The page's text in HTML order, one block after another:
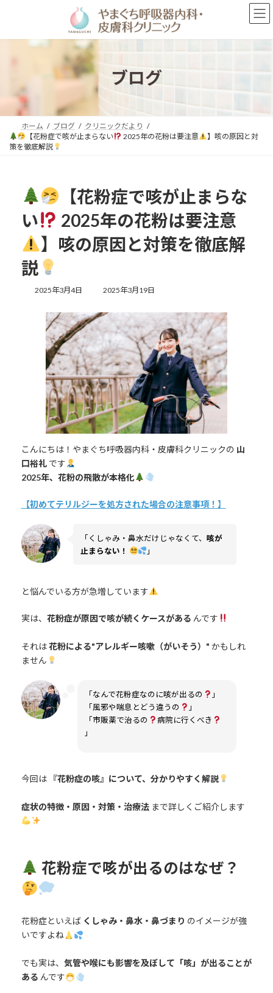
ン
プ
ー
動
ブログ
ホーム ブログ
クリニックだより
【花粉症で咳が止まらない
2025年の花粉は要注意
】咳の原因と対
策を徹底解説
【花粉症で咳が止まらな
い
2025年の花粉は要注意
】咳の原因と対策を徹底解
説
2025年3月4日
最
更
日
時
:
2025年3月19日
こんにちは！やまぐち呼吸器内科・皮膚科クリニックの 山
口裕礼です
2025年、花粉の飛散が本格化
【初めてテリルジーを処方された場合の注意事項！】
「くしゃみ・鼻水だけじゃなくて、咳が
止まらない！
」
と悩んでいる方が急増しています
実は、 花粉症が原因で咳が続くケースがある んです
それは花粉による"アレルギー咳嗽（がいそう）" かもしれ
ません
「なんで花粉症なのに咳が出るの
」
「風邪や喘息とどう違うの
」
「市販薬で治るの
病院に行くべき
」
今回は 『花粉症の咳』について、分かりやすく解説
症状の特徴・原因・対策・治療法まで詳しくご紹介します
花粉症で咳が出るのはなぜ？
花粉症といえば くしゃみ・鼻水・鼻づまり のイメージが強
いですよね
でも実は、 気管や喉にも影響を及ぼして「咳」が出ることが
ある んです